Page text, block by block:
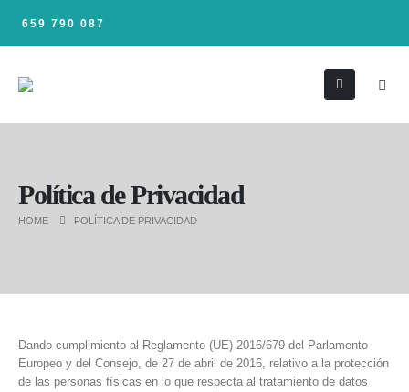
659 790 087
Política de Privacidad
HOME POLÍTICA DE PRIVACIDAD
Dando cumplimiento al Reglamento (UE) 2016/679 del Parlamento
Europeo y del Consejo, de 27 de abril de 2016, relativo a la protección
de las personas físicas en lo que respecta al tratamiento de datos